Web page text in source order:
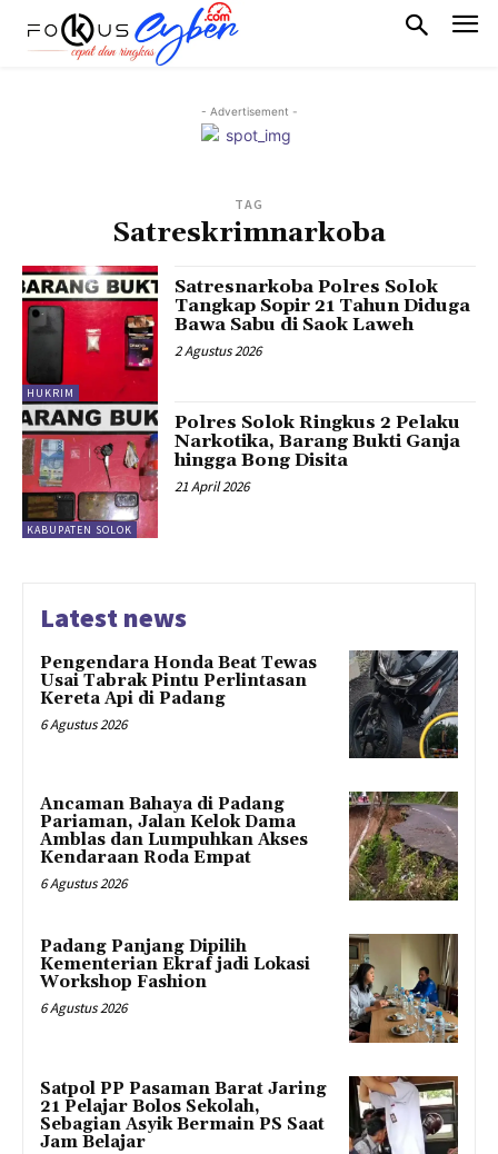
- Advertisement -
TAG
Satreskrimnarkoba
HUKRIM
Satresnarkoba Polres Solok
Tangkap Sopir 21 Tahun Diduga
Bawa Sabu di Saok Laweh
2 Agustus 2026
KABUPATEN SOLOK
Polres Solok Ringkus 2 Pelaku
Narkotika, Barang Bukti Ganja
hingga Bong Disita
21 April 2026
Latest news
Pengendara Honda Beat Tewas
Usai Tabrak Pintu Perlintasan
Kereta Api di Padang
6 Agustus 2026
Ancaman Bahaya di Padang
Pariaman, Jalan Kelok Dama
Amblas dan Lumpuhkan Akses
Kendaraan Roda Empat
6 Agustus 2026
Padang Panjang Dipilih
Kementerian Ekraf jadi Lokasi
Workshop Fashion
6 Agustus 2026
Satpol PP Pasaman Barat Jaring
21 Pelajar Bolos Sekolah,
Sebagian Asyik Bermain PS Saat
Jam Belajar